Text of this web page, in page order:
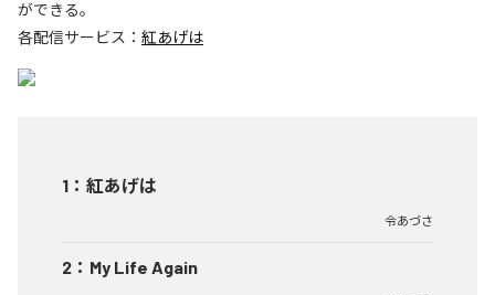
ができる。
各配信サービス： 紅あげは
1 ： 紅あげは
令あづさ
2 ： My Life Again